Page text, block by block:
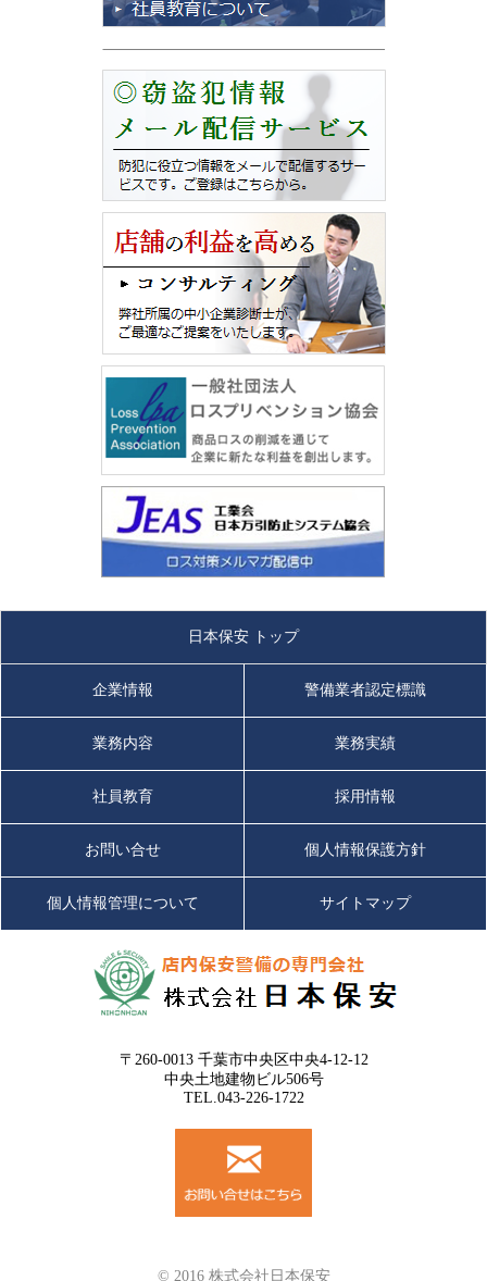
日本保安 トップ
企業情報 警備業者認定標識
業務内容 業務実績
社員教育 採用情報
お問い合せ 個人情報保護方針
個人情報管理について サイトマップ
〒260-0013 千葉市中央区中央4-12-12
中央土地建物ビル506号
TEL.043-226-1722
© 2016 株式会社日本保安